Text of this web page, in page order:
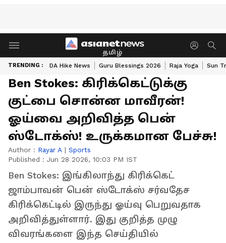
தமிழ்
TRENDING : DA Hike News Guru Blessings 2026 Raja Yoga Sun
Ben Stokes: கிரிக்கெட்டுக்கு
குட்பை சொன்ன மாவீரன்!
ஓய்வை அறிவித்த பென்
ஸ்டோக்ஸ்! உருக்கமான பேச்சு!
Author : Rayar A | Sports
Published : Jun 28 2026, 10:03 PM IST
Ben Stokes: இங்கிலாந்து கிரிக்கெட்
ஜாம்பாவன் பென் ஸ்டோக்ஸ் சர்வதேச
கிரிக்கெட்டில் இருந்து ஓய்வு பெறுவதாக
அறிவித்துள்ளார். இது குறித்த முழு
விவரங்களை இந்த செய்தியில்